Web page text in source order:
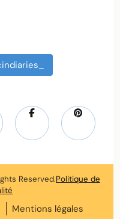
Reserved.Politique de
Mentions légales